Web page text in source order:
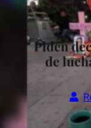
Piden
de